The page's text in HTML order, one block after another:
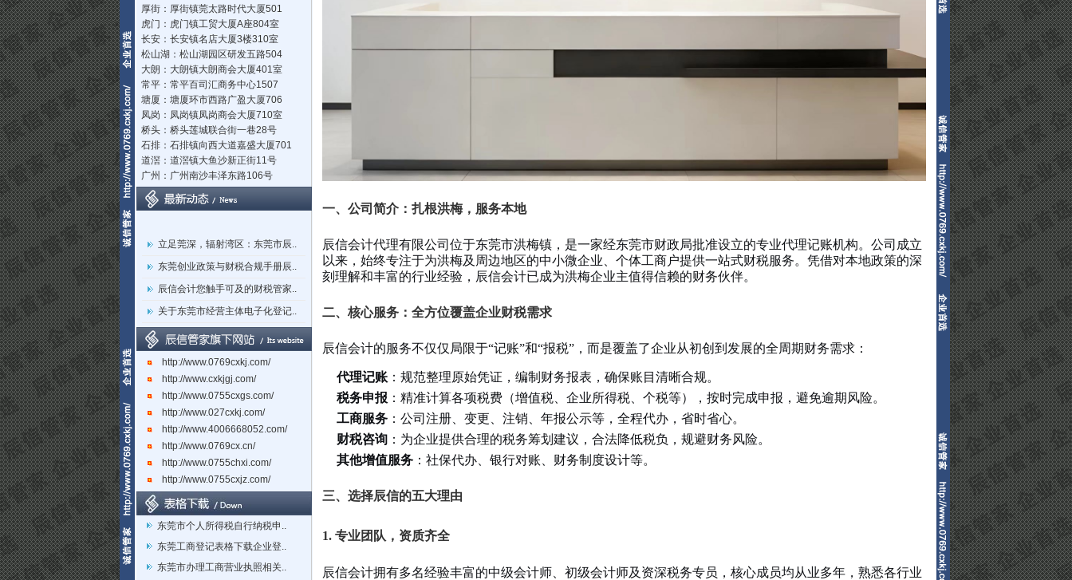
厚街：厚街镇莞太路时代大厦501
虎门：虎门镇工贸大厦A座804室
长安：长安镇名店大厦3楼310室
松山湖：松山湖园区研发五路504
大朗：大朗镇大朗商会大厦401室
常平：常平百司汇商务中心1507
塘厦：塘厦环市西路广盈大厦706
凤岗：凤岗镇凤岗商会大厦710室
桥头：桥头莲城联合街一巷28号
石排：石排镇向西大道嘉盛大厦701
道滘：道滘镇大鱼沙新正街11号
广州：广州南沙丰泽东路106号
东莞市长安镇长盛社区长中路1..
http://www.0769cxkj.com/
http://www.cxkjgj.com/
http://www.0755cxgs.com/
http://www.027cxkj.com/
http://www.4006668052.com/
http://www.0769cx.cn/
http://www.0755chxi.com/
http://www.0755cxjz.com/
东莞市个人所得税自行纳税申..
东莞工商登记表格下载企业登..
东莞市办理工商营业执照相关..
一、公司简介：扎根洪梅，服务本地
辰信会计代理有限公司位于东莞市洪梅镇，是一家经东莞市财政局批准设立的专业代理记账机构。公司成立
以来，始终专注于为洪梅及周边地区的中小微企业、个体工商户提供一站式财税服务。凭借对本地政策的深
刻理解和丰富的行业经验，辰信会计已成为洪梅企业主值得信赖的财务伙伴。
二、核心服务：全方位覆盖企业财税需求
辰信会计的服务不仅仅局限于“记账”和“报税”，而是覆盖了企业从初创到发展的全周期财务需求：
代理记账 ：规范整理原始凭证，编制财务报表，确保账目清晰合规。
税务申报 ：精准计算各项税费（增值税、企业所得税、个税等），按时完成申报，避免逾期风险。
工商服务 ：公司注册、变更、注销、年报公示等，全程代办，省时省心。
财税咨询 ：为企业提供合理的税务筹划建议，合法降低税负，规避财务风险。
其他增值服务 ：社保代办、银行对账、财务制度设计等。
三、选择辰信的五大理由
1. 专业团队，资质齐全
辰信会计拥有多名经验丰富的中级会计师、初级会计师及资深税务专员，核心成员均从业多年，熟悉各行业